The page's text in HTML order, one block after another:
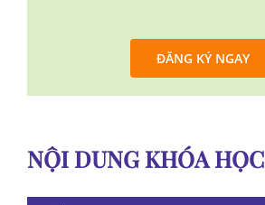
ĐĂNG KÝ NGAY
NỘI DUNG KHÓA HỌC